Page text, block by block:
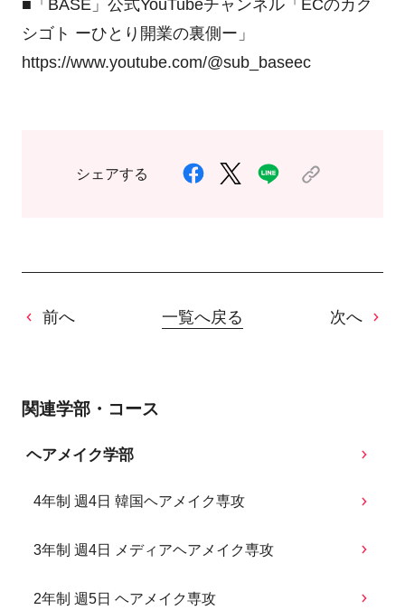
■「BASE」公式YouTubeチャンネル「ECのカク
シゴト ーひとり開業の裏側ー」
https://www.youtube.com/@sub_baseec
シェアする
前へ 一覧へ戻る 次へ
関連学部・コース
ヘアメイク学部
4年制 週4日 韓国ヘアメイク専攻
3年制 週4日 メディアヘアメイク専攻
2年制 週5日 ヘアメイク専攻